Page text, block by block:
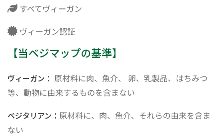
すべてヴィーガン
ヴィーガン認証
【当ベジマップの基準】
ヴィーガン： 原材料に肉、魚介、 卵、乳製品、はちみつ
等、動物に由来するものを含まない
ベジタリアン： 原材料に、肉、魚介、それらの由来を含ま
ない